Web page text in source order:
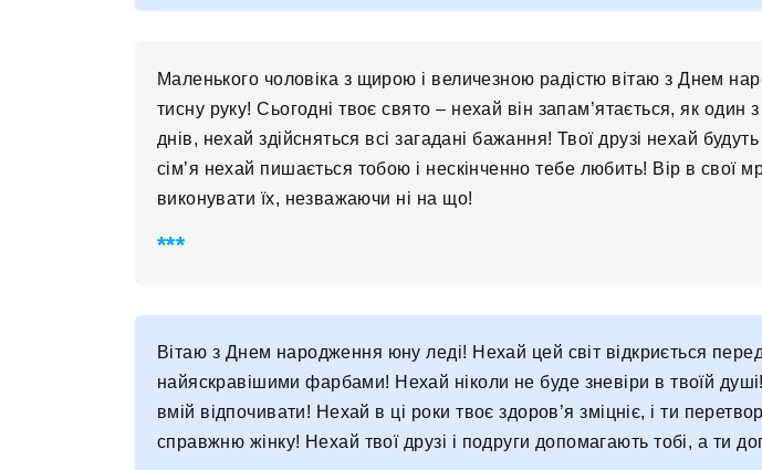
Маленького чоловіка з щирою і величезною радістю вітаю з Днем
тисну руку! Сьогодні твоє свято – нехай він запам’ятається, як один
днів, нехай здійсняться всі загадані бажання! Твої друзі нехай
сім’я нехай пишається тобою і нескінченно тебе любить! Вір в свої
виконувати їх, незважаючи ні на що!
Вітаю з Днем народження юну леді! Нехай цей світ відкриється
найяскравішими фарбами! Нехай ніколи не буде зневіри в твоїй душі!
вмій відпочивати! Нехай в ці роки твоє здоров’я зміцніє, і ти
справжню жінку! Нехай твої друзі і подруги допомагають тобі, а ти